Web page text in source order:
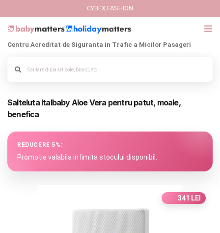
Italbaby Collections
CARUCIOARE COPII
CYBEX FASHION
Centru Acreditat de Siguranta in Trafic a Micilor Pasageri
Salteluta Italbaby Aloe Vera pentru patut, moale,
benefica
REDUCERE 5%:
Promotie valabila in limita stocului disponibil.
341 LEI